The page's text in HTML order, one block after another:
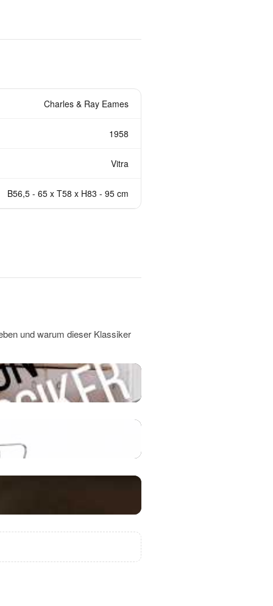
Charles & Ray Eames
1958
Vitra
B56,5 - 65 x T58 x H83 - 95 cm
und warum dieser Klassiker